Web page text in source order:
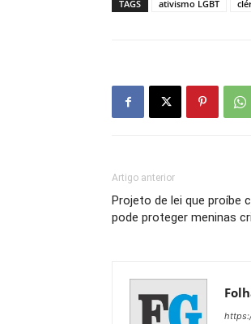
TAGS ativismo LGBT
Artigo anterior
Projeto de lei que proíbe
pode proteger meninas